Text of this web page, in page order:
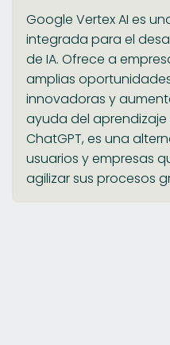
Google Vertex AI es
integrada para el
de IA. Ofrece a
amplias
innovadoras y
ayuda del
ChatGPT, es una
usuarios y empresas
agilizar sus procesos